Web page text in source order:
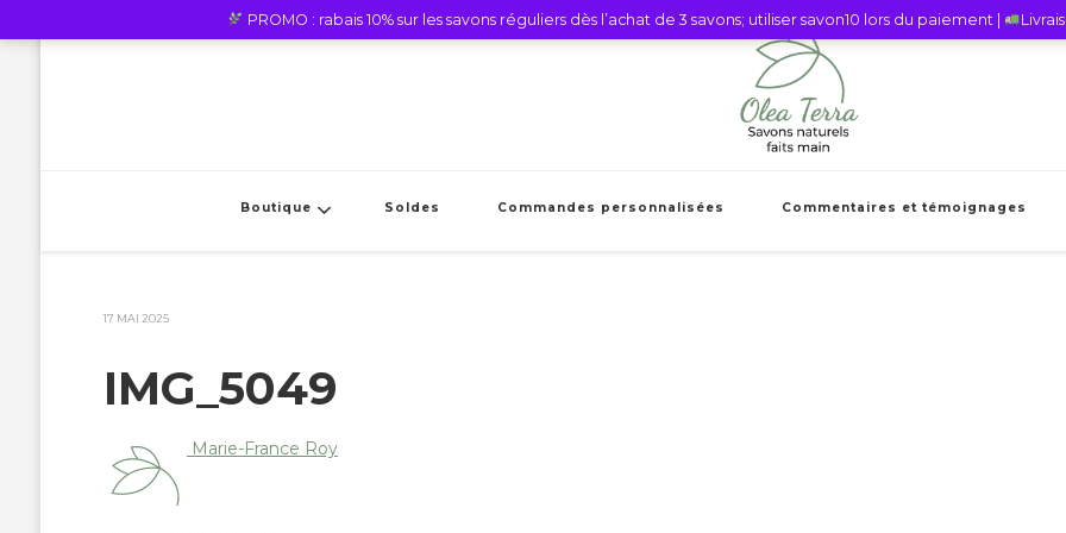
PROMO : rabais 10% sur les savons réguliers dès l’achat de 3 savons; utiliser savon10 lors du paiement |
Boutique Soldes Commandes personnalisées Commentaires et témoignages
17 MAI 2025
IMG_5049
Marie-France Roy